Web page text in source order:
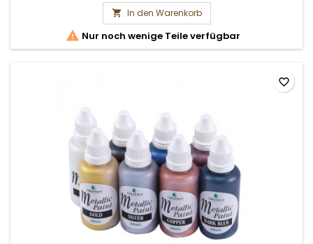
 In den Warenkorb
 Nur noch wenige Teile verfügbar
favorite_border